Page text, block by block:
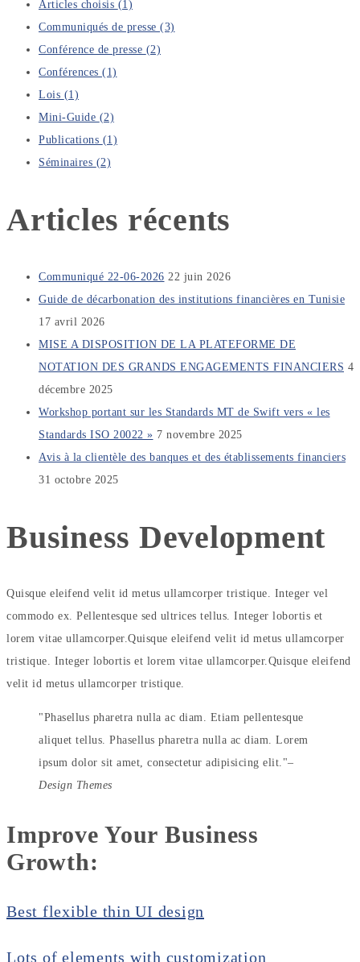
Articles choisis (1)
Communiqués de presse (3)
Conférence de presse (2)
Conférences (1)
Lois (1)
Mini-Guide (2)
Publications (1)
Séminaires (2)
Articles récents
Communiqué 22-06-2026 22 juin 2026
Guide de décarbonation des institutions financières en Tunisie
17 avril 2026
MISE A DISPOSITION DE LA PLATEFORME DE
NOTATION DES GRANDS ENGAGEMENTS FINANCIERS 4
décembre 2025
Workshop portant sur les Standards MT de Swift vers « les
Standards ISO 20022 » 7 novembre 2025
Avis à la clientèle des banques et des établissements financiers
31 octobre 2025
Business Development
Quisque eleifend velit id metus ullamcorper tristique. Integer vel
commodo ex. Pellentesque sed ultrices tellus. Integer lobortis et
lorem vitae ullamcorper.Quisque eleifend velit id metus ullamcorper
tristique. Integer lobortis et lorem vitae ullamcorper.Quisque eleifend
velit id metus ullamcorper tristique.
Phasellus pharetra nulla ac diam. Etiam pellentesque
aliquet tellus. Phasellus pharetra nulla ac diam. Lorem
ipsum dolor sit amet, consectetur adipisicing elit.
–
Design Themes
Improve Your Business
Growth:
Best flexible thin UI design
Lots of elements with customization